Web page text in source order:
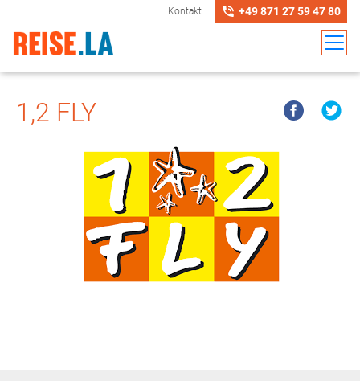
Kontakt +49 871 27 59 47 80
1,2 FLY